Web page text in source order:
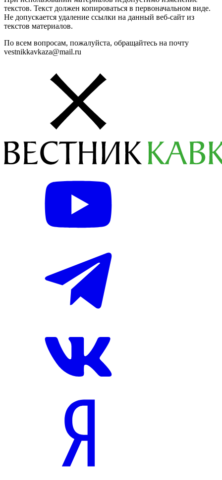
текстов. Текст должен копироваться в первоначальном виде.
Не допускается удаление ссылки на данный веб-сайт из
текстов материалов.
По всем вопросам, пожалуйста, обращайтесь на почту
vestnikkavkaza@mail.ru